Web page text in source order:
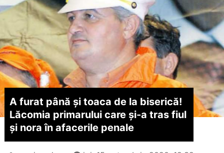
A furat până şi toaca de la biserică!
Lăcomia primarului care şi-a tras fiul
şi nora în afacerile penale